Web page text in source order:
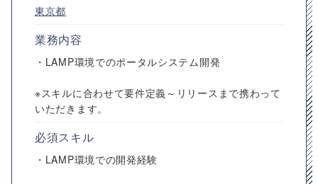
東京都
業務内容
・LAMP環境でのポータルシステム開発
※スキルに合わせて要件定義～リリースまで携わって
いただきます。
必須スキル
・LAMP環境での開発経験